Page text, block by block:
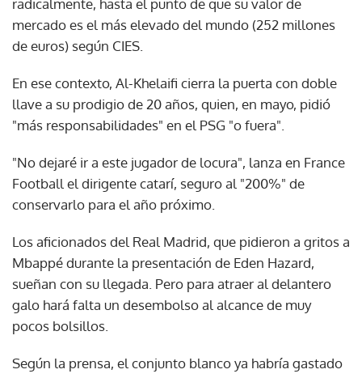
radicalmente, hasta el punto de que su valor de
mercado es el más elevado del mundo (252 millones
de euros) según CIES.
En ese contexto, Al-Khelaifi cierra la puerta con doble
llave a su prodigio de 20 años, quien, en mayo, pidió
"más responsabilidades" en el PSG "o fuera".
"No dejaré ir a este jugador de locura", lanza en France
Football el dirigente catarí, seguro al "200%" de
conservarlo para el año próximo.
Los aficionados del Real Madrid, que pidieron a gritos a
Mbappé durante la presentación de Eden Hazard,
sueñan con su llegada. Pero para atraer al delantero
galo hará falta un desembolso al alcance de muy
pocos bolsillos.
Según la prensa, el conjunto blanco ya habría gastado